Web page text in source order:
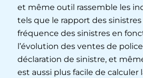
et même outil rassemble les
tels que le rapport des sinistres
fréquence des sinistres en
l’évolution des ventes de
déclaration de sinistre, et
est aussi plus facile de calculer